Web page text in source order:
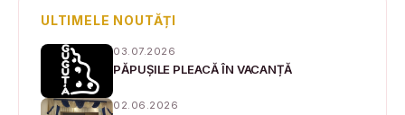
ULTIMELE NOUTĂȚI
03.07.2026
PĂPUȘILE PLEACĂ ÎN VACANȚĂ
02.06.2026